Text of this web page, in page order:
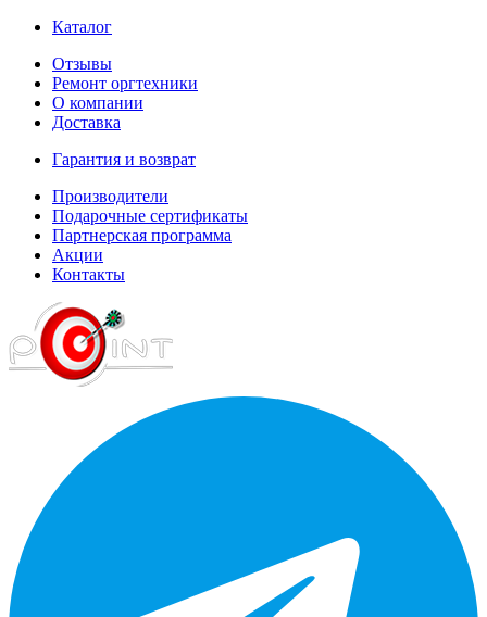
Каталог
Отзывы
Ремонт оргтехники
О компании
Доставка
Гарантия и возврат
Производители
Подарочные сертификаты
Партнерская программа
Акции
Контакты